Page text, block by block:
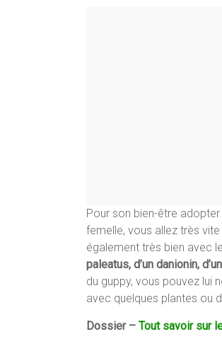
Pour son bien-être
femelle, vous allez très
également très bien avec
paleatus, d’un danionin,
du guppy, vous pouvez lui
avec quelques plantes ou
Dossier – Tout savoir sur